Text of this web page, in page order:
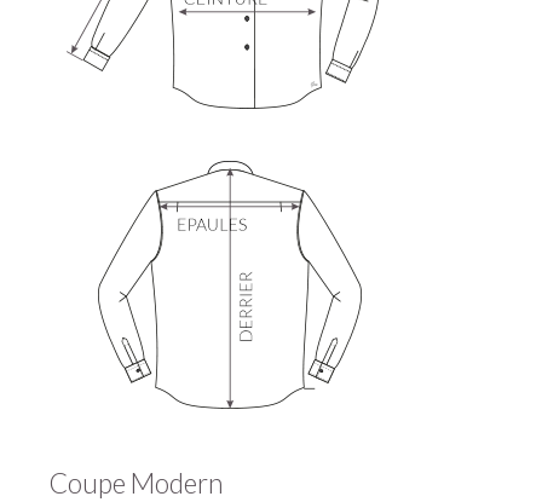
Coupe Modern